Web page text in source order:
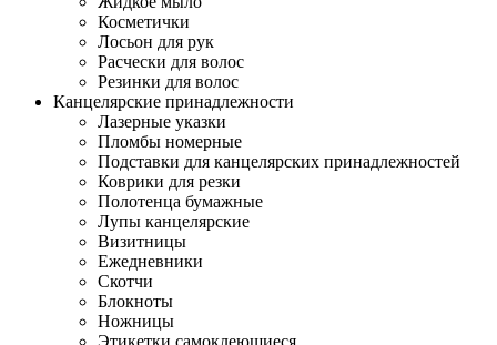
Косметички
Лосьон для рук
Расчески для волос
Резинки для волос
Канцелярские принадлежности
Лазерные указки
Пломбы номерные
Подставки для канцелярских принадлежностей
Коврики для резки
Полотенца бумажные
Лупы канцелярские
Визитницы
Ежедневники
Скотчи
Блокноты
Ножницы
Этикетки самоклеющиеся